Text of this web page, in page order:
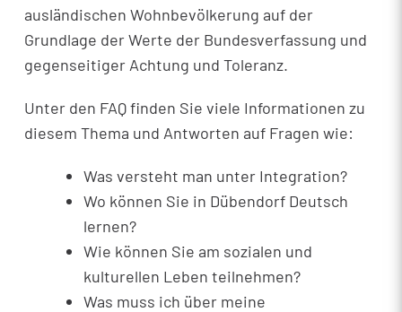
ausländischen Wohnbevölkerung auf der
Grundlage der Werte der Bundesverfassung und
gegenseitiger Achtung und Toleranz.
Unter den FAQ finden Sie viele Informationen zu
diesem Thema und Antworten auf Fragen wie:
Was versteht man unter Integration?
Wo können Sie in Dübendorf Deutsch
lernen?
Wie können Sie am sozialen und
kulturellen Leben teilnehmen?
Was muss ich über meine